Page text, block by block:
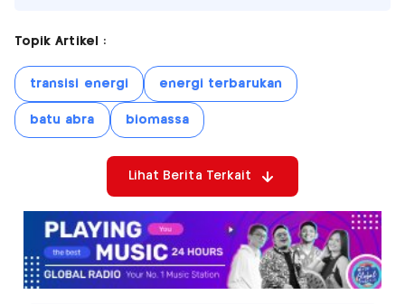
Topik Artikel :
transisi energi energi terbarukan
batu abra biomassa
Lihat Berita Terkait